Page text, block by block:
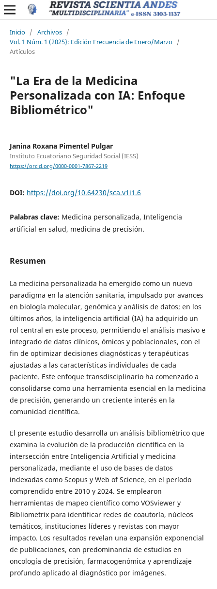
Inicio / Archivos /
Vol. 1 Núm. 1 (2025): Edición Frecuencia de Enero/Marzo /
Artículos
"La Era de la Medicina
Personalizada con IA: Enfoque
Bibliométrico"
Janina Roxana Pimentel Pulgar
Instituto Ecuatoriano Seguridad Social (IESS)
https://orcid.org/0000-0001-7867-2219
DOI: https://doi.org/10.64230/sca.v1i1.6
Palabras clave: Medicina personalizada, Inteligencia
artificial en salud, medicina de precisión.
Resumen
La medicina personalizada ha emergido como un nuevo
paradigma en la atención sanitaria, impulsado por avances
en biología molecular, genómica y análisis de datos; en los
últimos años, la inteligencia artificial (IA) ha adquirido un
rol central en este proceso, permitiendo el análisis masivo e
integrado de datos clínicos, ómicos y poblacionales, con el
fin de optimizar decisiones diagnósticas y terapéuticas
ajustadas a las características individuales de cada
paciente. Este enfoque transdisciplinario ha comenzado a
consolidarse como una herramienta esencial en la medicina
de precisión, generando un creciente interés en la
comunidad científica.
El presente estudio desarrolla un análisis bibliométrico que
examina la evolución de la producción científica en la
intersección entre Inteligencia Artificial y medicina
personalizada, mediante el uso de bases de datos
indexadas como Scopus y Web of Science, en el período
comprendido entre 2010 y 2024. Se emplearon
herramientas de mapeo científico como VOSviewer y
Bibliometrix para identificar redes de coautoría, núcleos
temáticos, instituciones líderes y revistas con mayor
impacto. Los resultados revelan una expansión exponencial
de publicaciones, con predominancia de estudios en
oncología de precisión, farmacogenómica y aprendizaje
profundo aplicado al diagnóstico por imágenes.